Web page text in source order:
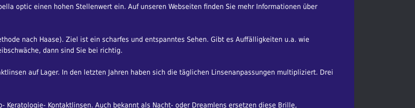
optic einen hohen Stellenwert ein. Auf unseren Webseiten finden Sie mehr Informationen über
nach Haase). Ziel ist ein scharfes und entspanntes Sehen. Gibt es Auffälligkeiten u.a. wie
dann sind Sie bei richtig.
auf Lager. In den letzten Jahren haben sich die täglichen Linsenanpassungen multipliziert. Drei
Keratologie- Kontaktlinsen. Auch bekannt als Nacht- oder Dreamlens ersetzen diese Brille,